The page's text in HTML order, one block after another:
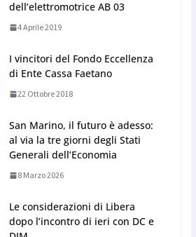
dell’elettromotrice AB 03
4 Aprile 2019
I vincitori del Fondo Eccellenza
di Ente Cassa Faetano
22 Ottobre 2018
San Marino, il futuro è adesso:
al via la tre giorni degli Stati
Generali dell’Economia
8 Marzo 2026
Le considerazioni di Libera
dopo l’incontro di ieri con DC e